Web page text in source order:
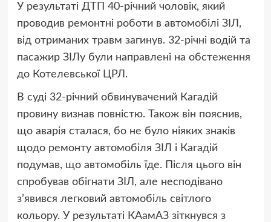
У результаті ДТП 40-річний чоловік, який
проводив ремонтні роботи в автомобілі ЗІЛ,
від отриманих травм загинув. 32-річні водій та
пасажир ЗІЛу були направлені на обстеження
до Котелевської ЦРЛ.
В суді 32-річний обвинувачений Кагадій
провину визнав повністю. Також він пояснив,
що аварія сталася, бо не було ніяких знаків
щодо ремонту автомобіля ЗІЛ і Кагадій
подумав, що автомобіль їде. Після цього він
спробував обігнати ЗІЛ, але несподівано
з’явився легковий автомобіль світлого
кольору. У результаті КАамАЗ зіткнувся з